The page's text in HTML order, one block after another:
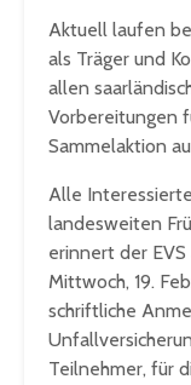
Aktuell laufen
als Träger und
allen
Vorbereitungen
Sammelaktion
Alle
landesweiten
erinnert der
Mittwoch, 19.
schriftliche
Teilnehmer, für